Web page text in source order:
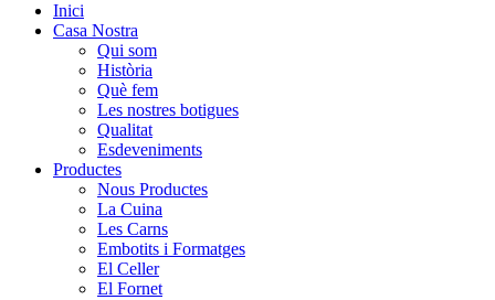
Inici
Casa Nostra
Qui som
Història
Què fem
Les nostres botigues
Qualitat
Esdeveniments
Productes
Nous Productes
La Cuina
Les Carns
Embotits i Formatges
El Celler
El Fornet